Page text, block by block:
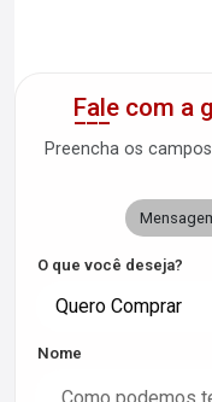
Fale com a
Preencha os
O que você deseja?
Quero Comprar
Nome